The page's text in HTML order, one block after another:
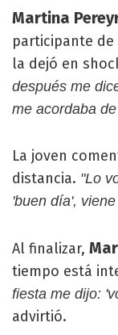
Martina
participante de
la dejó en
después me
me acordaba
La joven
distancia. "Lo
'buen día',
Al finalizar,
tiempo está
fiesta me dijo:
advirtió.